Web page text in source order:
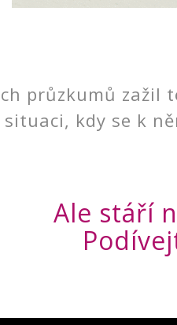
průzkumů
kdy se k
Ale stáří